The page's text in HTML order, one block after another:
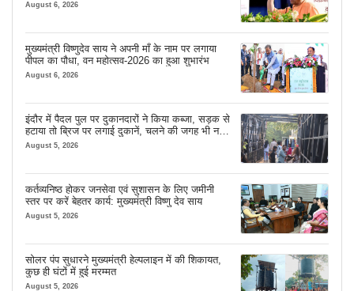
August 6, 2026
मुख्यमंत्री विष्णुदेव साय ने अपनी माँ के नाम पर लगाया
पीपल का पौधा, वन महोत्सव-2026 का हुआ शुभारंभ
August 6, 2026
इंदौर में पैदल पुल पर दुकानदारों ने किया कब्जा, सड़क से
हटाया तो ब्रिज पर लगाई दुकानें, चलने की जगह भी नहीं
मिल रही
August 5, 2026
कर्तव्यनिष्ठ होकर जनसेवा एवं सुशासन के लिए जमीनी
स्तर पर करें बेहतर कार्य: मुख्यमंत्री विष्णु देव साय
August 5, 2026
सोलर पंप सुधारने मुख्यमंत्री हेल्पलाइन में की शिकायत,
कुछ ही घंटों में हुई मरम्मत
August 5, 2026